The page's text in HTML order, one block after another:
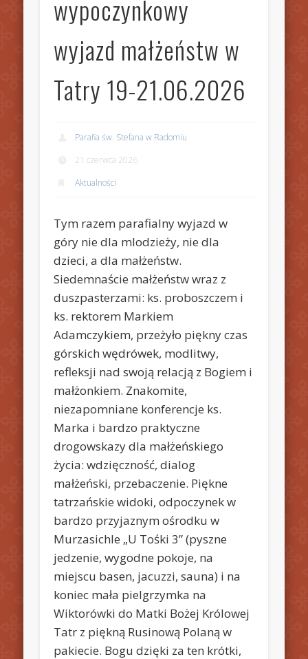
wypoczynkowy
wyjazd małżeństw w
Tatry 19-21.06.2026
Parafia św. Stefana w Radomiu
21 czerwca 2026
Aktualności
Tym razem parafialny wyjazd w
góry nie dla mlodzieży, nie dla
dzieci, a dla małżeństw.
Siedemnaście małżeństw wraz z
duszpasterzami: ks. proboszczem i
ks. rektorem Markiem
Adamczykiem, przeżyło piękny czas
górskich wędrówek, modlitwy,
refleksji nad swoją relacją z Bogiem i
małżonkiem. Znakomite,
niezapomniane konferencje ks.
Marka i bardzo praktyczne
drogowskazy dla małżeńskiego
życia: wdzięczność, dialog
małżeński, przebaczenie. Piękne
tatrzańskie widoki, odpoczynek w
bardzo przyjaznym ośrodku w
Murzasichle „U Tośki 3” (pyszne
jedzenie, wygodne pokoje, na
miejscu basen, jacuzzi, sauna) i na
koniec mała pielgrzymka na
Wiktorówki do Matki Bożej Królowej
Tatr z piękną Rusinową Polaną w
pakiecie. Bogu dzięki za ten krótki,